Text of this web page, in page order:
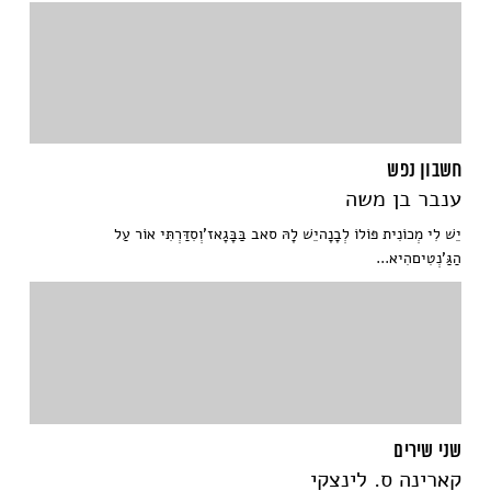
חשבון נפש
ענבר בן משה
יֵשׁ לִי מְכוֹנִית פּוֹלוֹ לְבָנָהיֵשׁ לָהּ סאב בַּבָּגָאז'וְסִדַּרְתִּי אוֹר עַל
הַגַּ'נְטִיםהִיא...
שני שירים
קארינה ס. לינצקי